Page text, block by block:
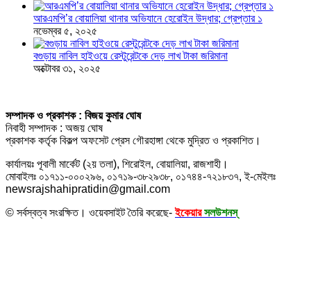
আরএমপি’র বোয়ালিয়া থানার অভিযানে হেরোইন উদ্ধার; গ্রেপ্তার ১
নভেম্বর ৫, ২০২৫
বগুড়ায় নাবিল হাইওয়ে রেস্টুরেন্টকে দেড় লাখ টাকা জরিমানা
অক্টোবর ৩১, ২০২৫
সম্পাদক ও প্রকাশক : বিজয় কুমার ঘোষ
নিবাহী সম্পাদক : অজয় ঘোষ
প্রকাশক কর্তৃক বিকল্প অফসেট প্রেস গৌরহাঙ্গা থেকে মুদ্রিত ও প্রকাশিত।
কার্যালয়ঃ পূবালী মার্কেট (২য় তলা), শিরোইল, বোয়ালিয়া, রাজশাহী।
মোবাইলঃ ০১৭১১-০০০২৯৬, ০১৭১৯-৩৮২৯৩৮, ০১৭৪৪-৭২১৮৩৭, ই-মেইলঃ
newsrajshahipratidin@gmail.com
© সর্বস্বত্ব সংরক্ষিত। ওয়েবসাইট তৈরি করেছে-ইকেয়ার সলউশনস্